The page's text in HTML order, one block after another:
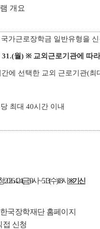
개요
가근로장학금 일반유형을
31.(월) ※ 교외근로기관에 따
에 선택한 교외 근로기관(최
최대 40시간 이내
24.(금) 9시 ~ 5. 13.(수) 18시 ※ 기 신
국장학재단 홈페이지
접 신청